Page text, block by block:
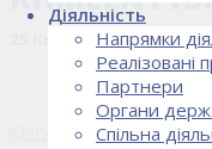
Діяльність
Напрямки
Реалізовані
Партнери
Органи
Спільна
25 Квітня, 2019
Khmelnytskoblenergo-